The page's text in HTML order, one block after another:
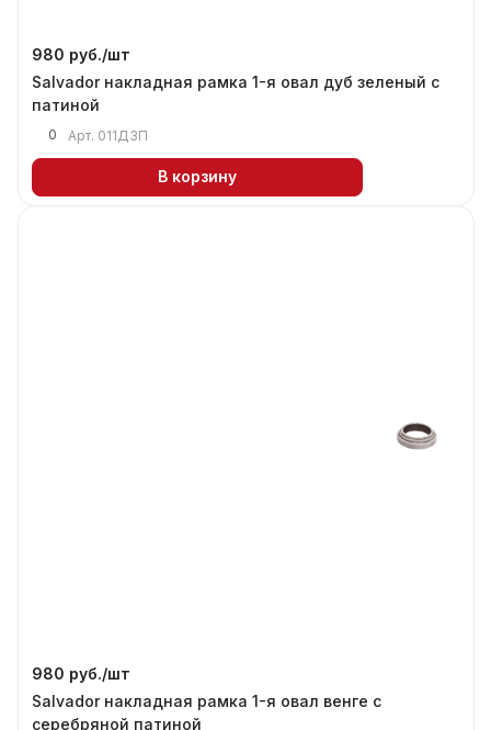
980 руб./шт
Salvador накладная рамка 1-я овал дуб зеленый с
патиной
0 Арт. 011ДЗП
В корзину
980 руб./шт
Salvador накладная рамка 1-я овал венге с
серебряной патиной